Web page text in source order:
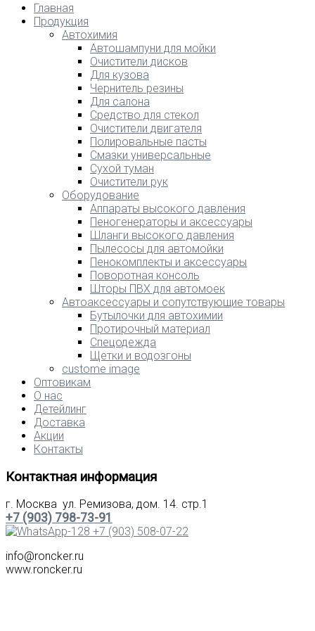
Главная
Продукция
Автохимия
Автошампуни для мойки
Очистители дисков
Для кузова
Чернитель резины
Для салона
Средство для стекол
Очистители двигателя
Полировальные пасты
Смазки универсальные
Сухой туман
Очистители рук
Оборудование
Аппараты высокого давления
Пеногенераторы и аксессуары
Шланги высокого давления
Пылесосы для автомойки
Пенокомплекты и аксессуары
Поворотная консоль
Шторы ПВХ для автомоек
Автоаксессуары и сопутствующие товары
Бутылочки для автохимии
Протирочный материал
Спецодежда
Щетки и водозгоны
custome image
Оптовикам
О нас
Детейлинг
Доставка
Акции
Контакты
Контактная информация
г. Москва ул. Ремизова, дом. 14. стр.1
+7 (903) 798-73-91
+7 (903) 508-07-22
info@roncker.ru
www.roncker.ru